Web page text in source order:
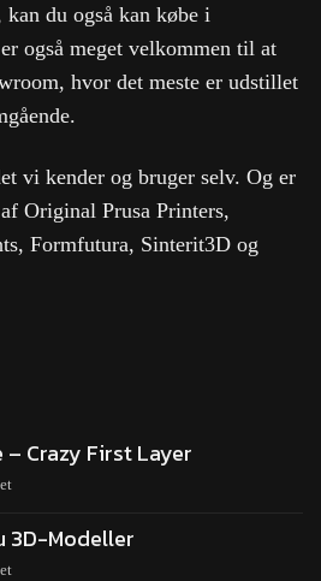
du også kan købe i
også meget velkommen til at
hvor det meste er udstillet
vi kender og bruger selv. Og er
Original Prusa Printers,
Formfutura, Sinterit3D og
Crazy First Layer
3D-Modeller